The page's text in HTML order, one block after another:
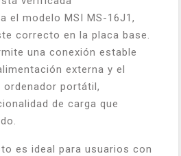
el modelo MSI MS-16J1,
correcto en la placa base.
una conexión estable
externa y el
portátil,
de carga que
es ideal para usuarios con